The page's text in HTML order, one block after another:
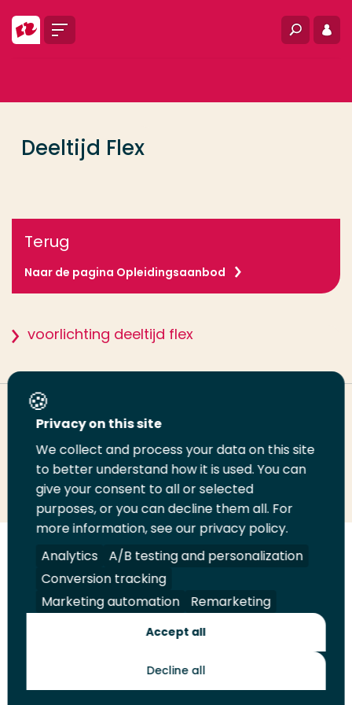
Menu Zoeken
Deeltijd Flex
Terug
Naar de pagina Opleidingsaanbod
voorlichting deeltijd flex
Deel deze pagina
Deel
LinkedIn
Deel
op
Twitter
Deel
op
Facebook
Email
deze
pagina
Print
deze
pagina
Volg
ons
op
LinkedIn
Volg
ons
op
Facebook
Volg
ons
op
YouTube
Volg
ons
op
Instagram
Juridisch Security A-Z Index
Contact
Toekomstmakers
Opleiding
Privacy on this site
We collect and process your data on this site
to better understand how it is used. You can
give your consent to all or selected
purposes, or you can decline them all. For
more information, see our privacy policy.
Analytics
A/B testing and personalization
Conversion tracking
Marketing automation
Remarketing
Accept all
Decline all